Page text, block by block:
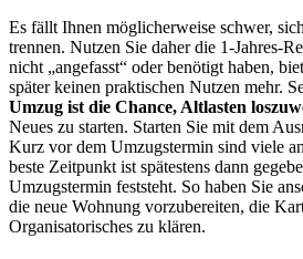
Es fällt Ihnen möglicherweise schwer,
trennen. Nutzen Sie daher die 1-Jahres-
nicht „angefasst“ oder benötigt haben,
später keinen praktischen Nutzen mehr.
Umzug ist die Chance, Altlasten
Neues zu starten. Starten Sie mit dem
Kurz vor dem Umzugstermin sind viele
beste Zeitpunkt ist spätestens dann
Umzugstermin feststeht. So haben Sie
die neue Wohnung vorzubereiten, die
Organisatorisches zu klären.